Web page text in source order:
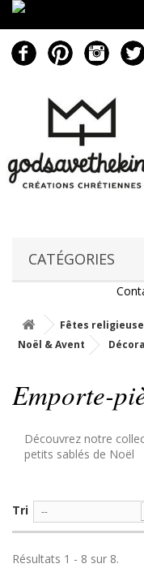
CATÉGORIES
Fêtes
Noël & Avent
Emporte-
Découvrez notre
petits sablés de Noël
Tri
--
Résultats 1 - 8 sur 8.